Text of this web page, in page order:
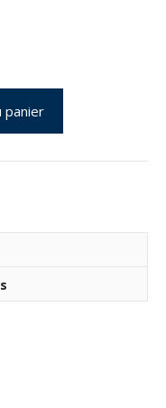
panier